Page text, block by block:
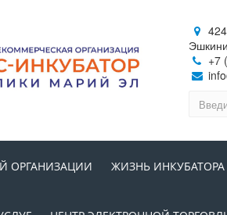
+7
ОРГАНИЗАЦИИ ЖИЗНЬ ИНКУБАТОРА